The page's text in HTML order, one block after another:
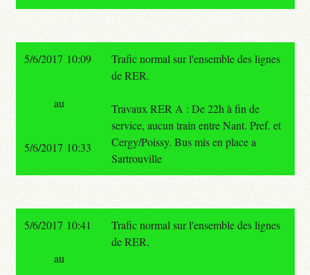
5/6/2017 10:09
Trafic normal sur l'ensemble des lignes
de RER.
Travaux RER A : De 22h à fin de
service, aucun train entre Nant. Pref. et
Cergy/Poissy. Bus mis en place a
Sartrouville
au
5/6/2017 10:33
5/6/2017 10:41
Trafic normal sur l'ensemble des lignes
de RER.
au